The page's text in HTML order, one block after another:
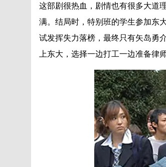
这部剧很热血，剧情也有很多大道
满。结局时，特别班的学生参加东
试发挥失力落榜，最终只有矢岛勇
上东大，选择一边打工一边准备律